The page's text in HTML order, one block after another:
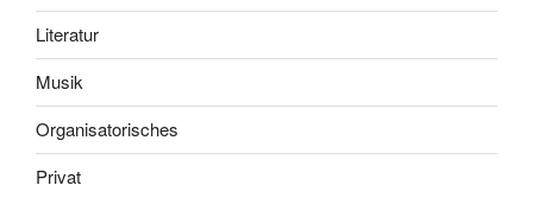
Literatur
Musik
Organisatorisches
Privat